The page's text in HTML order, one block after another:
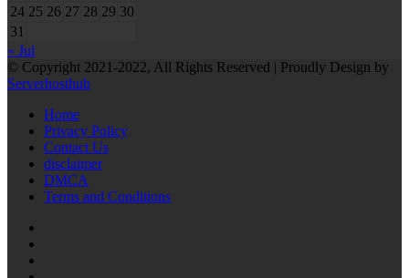
24 25 26 27 28 29 30
31
« Jul
© Copyright 2021-2022, All Rights Reserved | Proudly Design by
Serverhosthub
Home
Privacy Policy
Contact Us
disclaimer
DMCA
Terms and Conditions